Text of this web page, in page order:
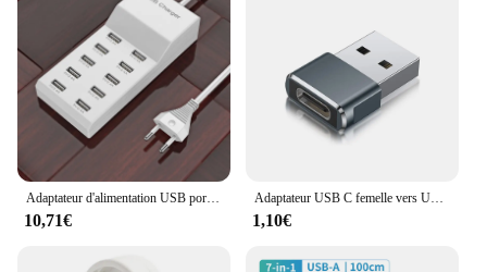
10,71€
Adaptateur USB C femelle vers USB mâle, câble de chargeur de Type A, pour Apple iWatch série 7 SE et plus
1,10€